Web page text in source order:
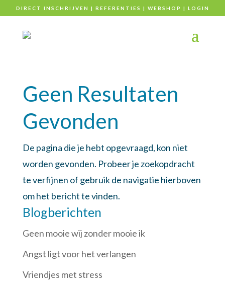
DIRECT INSCHRIJVEN | REFERENTIES | WEBSHOP | LOGIN
Geen Resultaten
Gevonden
De pagina die je hebt opgevraagd, kon niet
worden gevonden. Probeer je zoekopdracht
te verfijnen of gebruik de navigatie hierboven
om het bericht te vinden.
Blogberichten
Geen mooie wij zonder mooie ik
Angst ligt voor het verlangen
Vriendjes met stress